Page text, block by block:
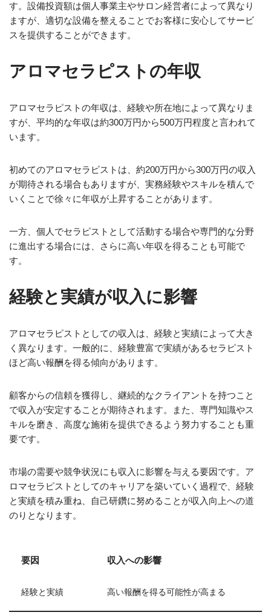
す。設備投資額は個人事業主やサロン経営者によって異なり
ますが、適切な設備を整えることでお客様に安心してサービ
スを提供することができます。
アロマセラピストの年収
アロマセラピストの年収は、経験や所在地によって異なりま
すが、平均的な年収は約300万円から500万円程度と言われて
います。
初めてのアロマセラピストは、約200万円から300万円の収入
が期待される場合もありますが、実務経験やスキルを積んで
いくことで徐々に年収が上昇することがあります。
一方、個人でセラピストとして活動する場合や専門的な分野
に進出する場合には、さらに高い年収を得ることも可能で
す。
経験と実績が収入に影響
アロマセラピストとしての収入は、経験と実績によって大き
く異なります。一般的に、経験豊富で実績があるセラピスト
ほど高い報酬を得る傾向があります。
顧客からの信頼を獲得し、継続的なクライアントを持つこと
で収入が安定することが期待されます。また、専門知識やス
キルを磨き、高度な施術を提供できるよう努力することも重
要です。
市場の需要や競争状況にも収入に影響を与える要因です。ア
ロマセラピストとしてのキャリアを築いていく過程で、経験
と実績を積み重ね、自己研鑽に努めることが収入向上への道
のりとなります。
要因 収入への影響
経験と実績 高い報酬を得る可能性が高まる